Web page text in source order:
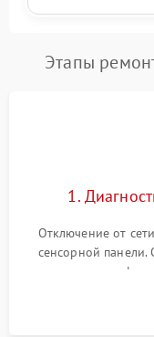
Этапы
1.
Отключение от
сенсорной
проверка
клиента о